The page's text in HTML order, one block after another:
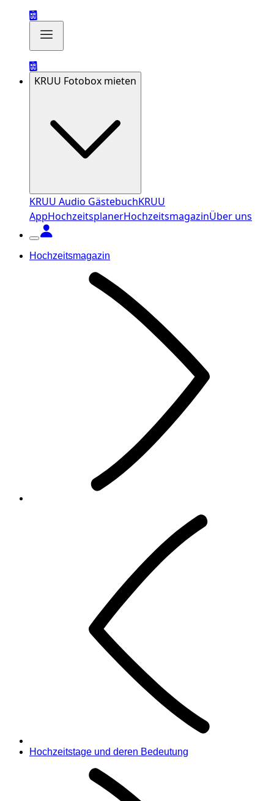
KRUU Fotobox mieten
KRUU Audio GästebuchKRUU
AppHochzeitsplanerHochzeitsmagazinÜber uns
Hochzeitsmagazin
Hochzeitstage und deren Bedeutung